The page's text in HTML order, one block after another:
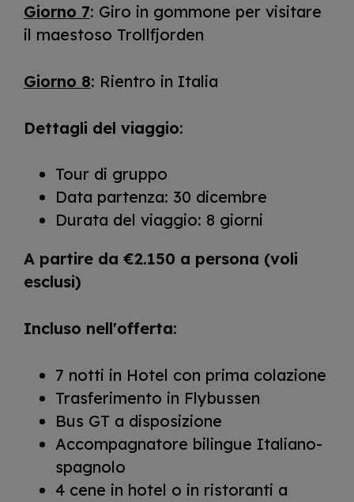
Giorno 7: Giro in gommone per visitare
il maestoso Trollfjorden
Giorno 8: Rientro in Italia
Dettagli del viaggio:
Tour di gruppo
Data partenza: 30 dicembre
Durata del viaggio: 8 giorni
A partire da €2.150 a persona (voli
esclusi)
Incluso nell'offerta:
7 notti in Hotel con prima colazione
Trasferimento in Flybussen
Bus GT a disposizione
Accompagnatore bilingue Italiano-
spagnolo
4 cene in hotel o in ristoranti a